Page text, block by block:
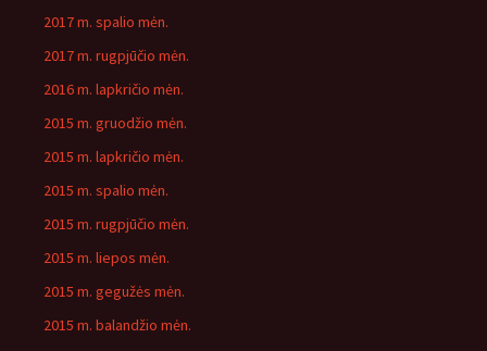
2017 m. spalio mėn.
2017 m. rugpjūčio mėn.
2016 m. lapkričio mėn.
2015 m. gruodžio mėn.
2015 m. lapkričio mėn.
2015 m. spalio mėn.
2015 m. rugpjūčio mėn.
2015 m. liepos mėn.
2015 m. gegužės mėn.
2015 m. balandžio mėn.